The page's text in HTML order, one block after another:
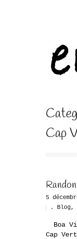
Cap
5
. Blog,
Boa
Cap